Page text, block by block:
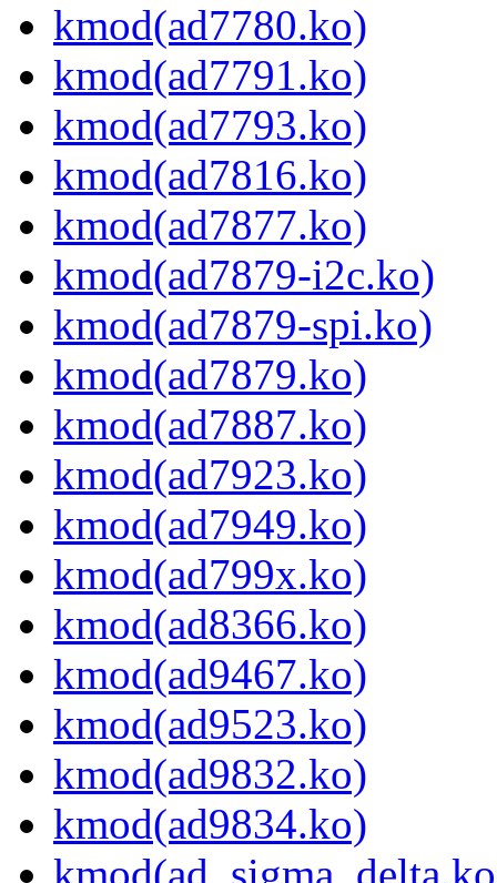
kmod(ad7780.ko)
kmod(ad7791.ko)
kmod(ad7793.ko)
kmod(ad7816.ko)
kmod(ad7877.ko)
kmod(ad7879-i2c.ko)
kmod(ad7879-spi.ko)
kmod(ad7879.ko)
kmod(ad7887.ko)
kmod(ad7923.ko)
kmod(ad7949.ko)
kmod(ad799x.ko)
kmod(ad8366.ko)
kmod(ad9467.ko)
kmod(ad9523.ko)
kmod(ad9832.ko)
kmod(ad9834.ko)